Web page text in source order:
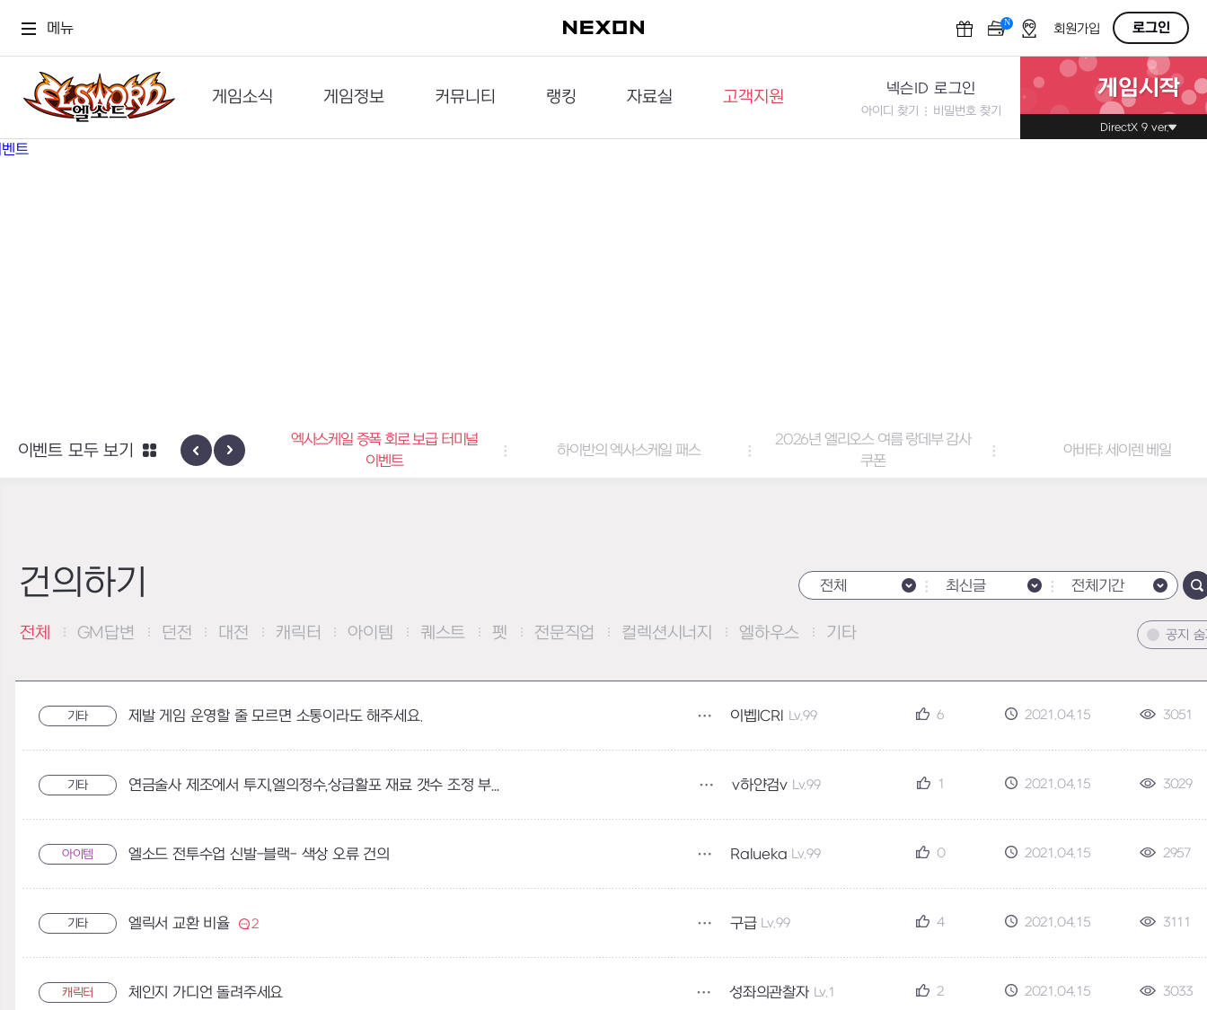
메뉴 N OFF회원가입 로그인
게임소식
공지사항
게임정보
세계관
커뮤니티
이슈게시판
랭킹
던전랭킹
자료실
다운로드
고객지원
문의하기
넥슨ID 로그인
아이디 찾기 비밀번호 찾기
게임시작
DirectX 9 ver.
신규 지역 네블론
엑사스케일 증폭 회로 보급 터미널
이벤트
하이반의 엑사스케일 패스
2026년 엘리오스 여름 랑데부 감사
쿠폰
아바타: 세이렌 베일
이벤트 모두 보기
건의하기 전체 최신글 전체기간
전체 GM답변 던전 대전 캐릭터 아이템 퀘스트 펫 전문직업 컬렉션시너지 엘하우스 기타 공지 숨
기타 제발 게임 운영할 줄 모르면 소통이라도 해주세요. 이벱lCRl Lv.99 6 2021.04.15 3051
기타 연금술사 제조에서 투지,엘의정수,상급활포 재료 갯수 조정 부탁드려요 v하얀검v Lv.99 1 2021.04.15 3029
아이템 엘소드 전투수업 신발-블랙- 색상 오류 건의 Ralueka Lv.99 0 2021.04.15 2957
기타 엘릭서 교환 비율 2 구급 Lv.99 4 2021.04.15 3111
캐릭터 체인지 가디언 돌려주세요 성좌의관찰자 Lv.1 2 2021.04.15 3033